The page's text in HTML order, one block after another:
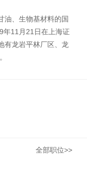
油、生物基材料的国
年11月21日在上海证
有龙岩平林厂区、龙
全部职位>>